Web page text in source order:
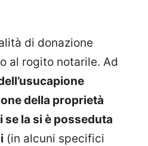
di donazione
al rogito notarile. Ad
della proprietà
la si è posseduta
(in alcuni specifici